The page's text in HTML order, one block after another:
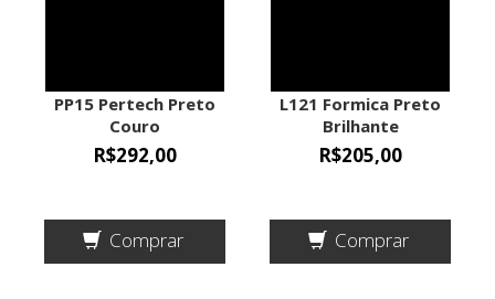
PP15 Pertech Preto
Couro
1,25mx3,08mx0,8mm
R$292,00
Comprar
L121 Formica Preto
Brilhante
1,25mx3,08mx0,8mm
R$205,00
Comprar